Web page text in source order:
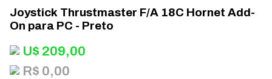
Joystick Thrustmaster F/A 18C Hornet Add-
On para PC - Preto
U$ 209,00
R$ 0,00